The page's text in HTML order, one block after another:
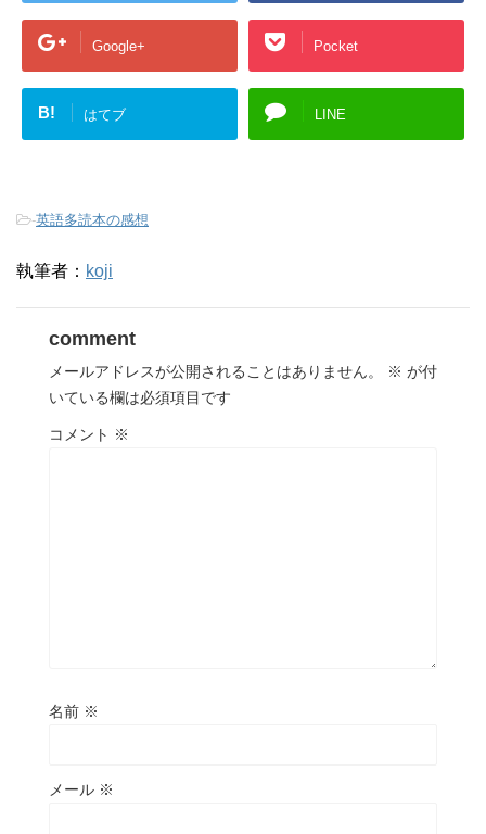
Google+ Pocket
B! はてブ LINE
-英語多読本の感想
執筆者： koji
comment
メールアドレスが公開されることはありません。 ※ が付
いている欄は必須項目です
コメント ※
名前 ※
メール ※